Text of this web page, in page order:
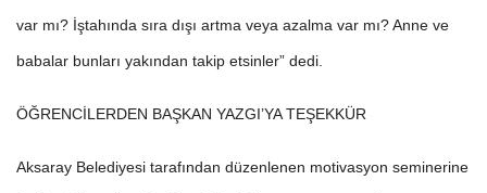
var mı? İştahında sıra dışı artma veya azalma var mı? Anne ve
babalar bunları yakından takip etsinler” dedi.
ÖĞRENCİLERDEN BAŞKAN YAZGI’YA TEŞEKKÜR
Aksaray Belediyesi tarafından düzenlenen motivasyon seminerine